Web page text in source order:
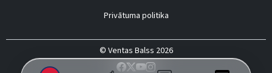
Privātuma politika
© Ventas Balss 2026